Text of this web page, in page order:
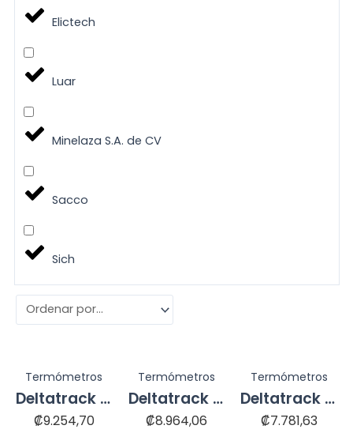
Elictech
Luar
Minelaza S.A. de CV
Sacco
Sich
Termómetros
Deltatrack 29003
₡9.254,70
Termómetros
Deltatrack 29004
₡8.964,06
Termómetros
Deltatrack 29006
₡7.781,63